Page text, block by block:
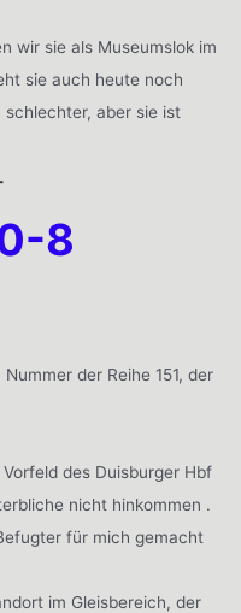
wir sie als Museumslok im
sie auch heute noch
aber sie ist
8
der Reihe 151, der
des Duisburger Hbf
nicht hinkommen .
für mich gemacht
im Gleisbereich, der